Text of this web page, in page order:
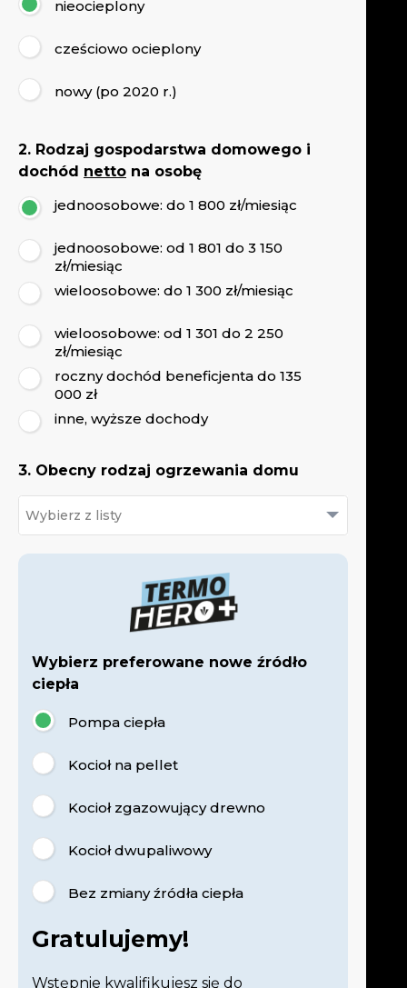
nieocieplony
cześciowo ocieplony
nowy (po 2020 r.)
2. Rodzaj gospodarstwa domowego i
dochód netto na osobę
jednoosobowe: do 1 800 zł/miesiąc
jednoosobowe: od 1 801 do 3 150
zł/miesiąc
wieloosobowe: do 1 300 zł/miesiąc
wieloosobowe: od 1 301 do 2 250
zł/miesiąc
roczny dochód beneficjenta do 135
000 zł
inne, wyższe dochody
3. Obecny rodzaj ogrzewania domu
Wybierz preferowane nowe źródło
ciepła
Pompa ciepła
Kocioł na pellet
Kocioł zgazowujący drewno
Kocioł dwupaliwowy
Bez zmiany źródła ciepła
Gratulujemy!
Wstępnie kwalifikujesz się do